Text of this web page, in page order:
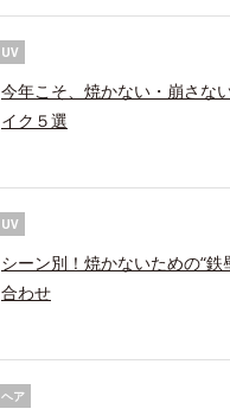
UV
今年こそ、焼かない・崩さな
イク５選
UV
シーン別！焼かないための“鉄
合わせ
ヘア